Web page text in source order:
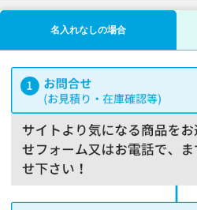
名入れなしの場合